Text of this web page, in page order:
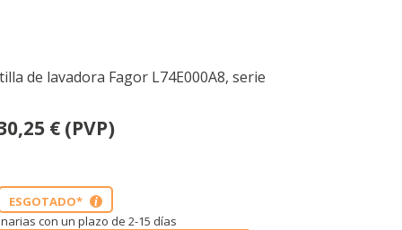
de lavadora Fagor L74E000A8, serie
€ (PVP)
ESGOTADO* i
con un plazo de 2-15 días